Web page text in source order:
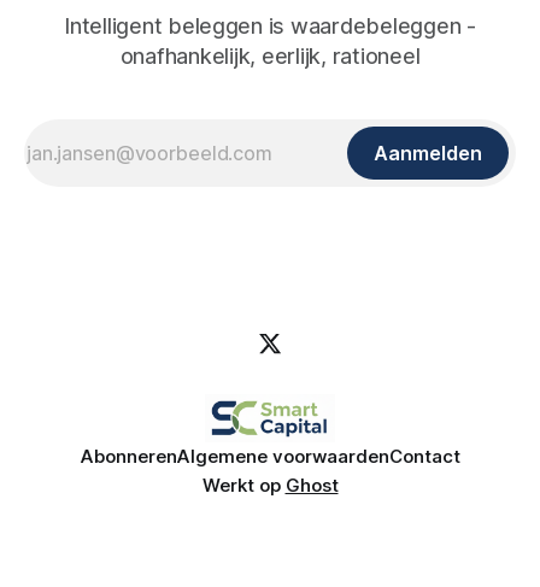
Intelligent beleggen is waardebeleggen -
onafhankelijk, eerlijk, rationeel
Aanmelden
AbonnerenAlgemene voorwaardenContact
Werkt op Ghost